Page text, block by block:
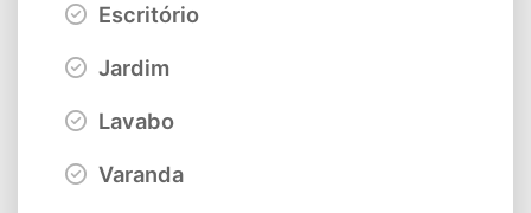
Escritório
Jardim
Lavabo
Varanda